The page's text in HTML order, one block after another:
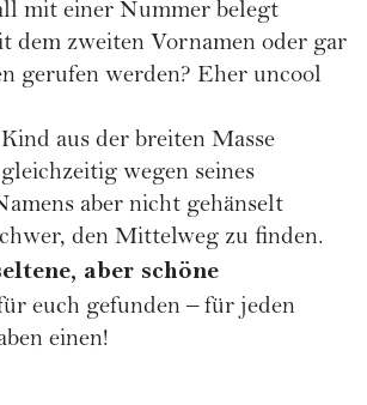
mit einer Nummer belegt
dem zweiten Vornamen oder gar
gerufen werden? Eher uncool
aus der breiten Masse
wegen seines
aber nicht gehänselt
den Mittelweg zu finden.
aber schöne
euch gefunden – für jeden
einen!